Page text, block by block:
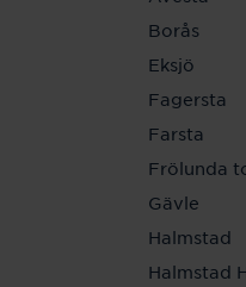
Borås
Eksjö
Fagersta
Farsta
Frölunda
Gävle
Halmstad
Halmstad